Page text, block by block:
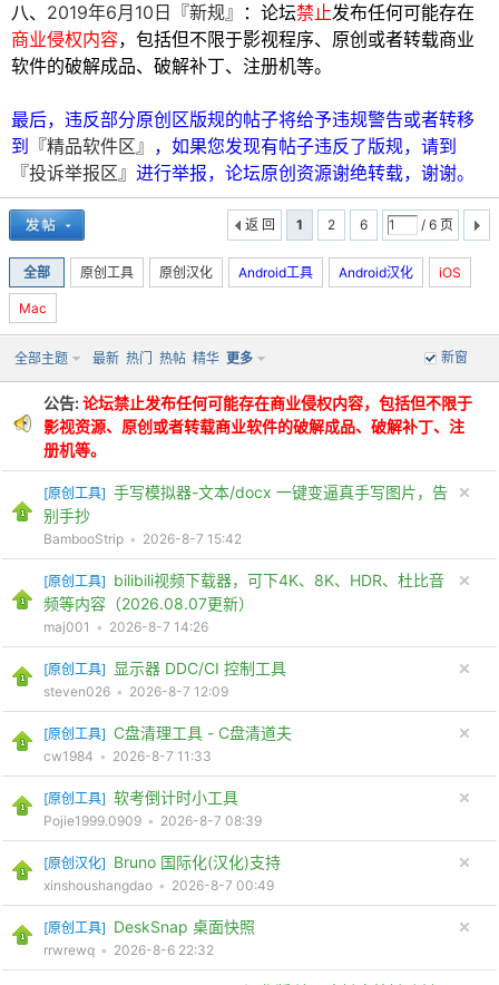
cn
八、 2019年6月10日『新规』 ：论坛禁止发布任何可能存在
商业侵权内容，包括但不限于影视程序、原创或者转载商业
软件的破解成品、破解补丁、注册机等。
最后，违反部分原创区版规的帖子将给予违规警告或者转移
到
『精品软件区』 ，如果您发现有帖子违反了版规，请到
『投诉举报区』 进行举报，论坛原创资源谢绝转载，谢谢。
1 2 6 / 6 页
返 回
全部 原创工具 原创汉化 Android工具 Android汉化 iOS
Mac
新窗
全部主题 最新 热门 热帖 精华 更多
公告:论坛禁止发布任何可能存在商业侵权内容，包括但不限于
影视资源、原创或者转载商业软件的破解成品、破解补丁、注
册机等。
[原创工具] 手写模拟器-文本/docx 一键变逼真手写图片，告
别手抄
BambooStrip • 2026-8-7 15:42
[原创工具] bilibili视频下载器，可下4K、8K、HDR、杜比音
频等内容（2026.08.07更新）
maj001 • 2026-8-7 14:26
[原创工具] 显示器 DDC/CI 控制工具
steven026 • 2026-8-7 12:09
[原创工具] C盘清理工具 - C盘清道夫
cw1984 • 2026-8-7 11:33
[原创工具] 软考倒计时小工具
Pojie1999.0909 • 2026-8-7 08:39
[原创汉化] Bruno 国际化(汉化)支持
xinshoushangdao • 2026-8-7 00:49
[原创工具] DeskSnap 桌面快照
rrwrewq • 2026-8-6 22:32